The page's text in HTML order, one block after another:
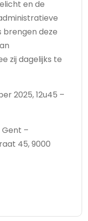
en de
deze
zij dagelijks te
2025, 12u45 –
–
45, 9000